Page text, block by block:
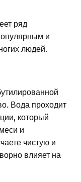
ряд
и
людей.
Вода проходит
который
и
чистую и
влияет на